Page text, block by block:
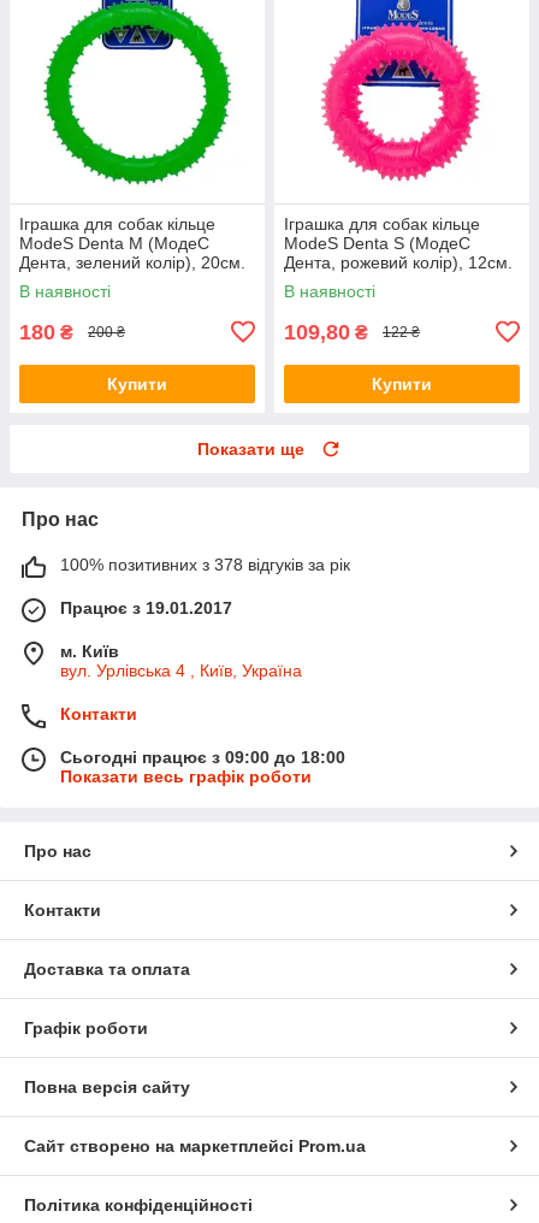
Іграшка для собак кільце
ModeS Denta M (МодеС
Дента, зелений колір), 20см.
В наявності
180 ₴ 200 ₴
Купити
Іграшка для собак кільце
ModeS Denta S (МодеС
Дента, рожевий колір), 12см.
В наявності
109,80 ₴ 122 ₴
Купити
Показати ще
Про нас
100% позитивних з 378 відгуків за рік
Працює з 19.01.2017
м. Київ
вул. Урлівська 4 , Київ, Україна
Контакти
Сьогодні працює з 09:00 до 18:00
Показати весь графік роботи
Про нас
Контакти
Доставка та оплата
Графік роботи
Повна версія сайту
Сайт створено на маркетплейсі Prom.ua
Політика конфіденційності